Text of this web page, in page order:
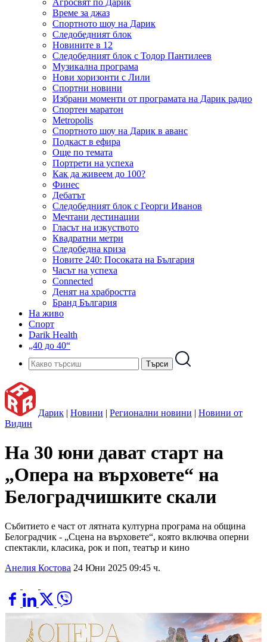
Агросвят по Дарик
Време за джаз
Спортното шоу на Дарик
Следобедният блок
Новините в 12
Следобедният блок с Тодор Пантилеев
Музикална програма
Нови хоризонти с Лили
Спортни новини
Избрани моменти от програмата на Дарик радио
Спортен маратон
Metropolis
Спортното шоу на Дарик в аванс
Подкаст в ефира
Още по темата
Портрети на успеха
Как да живеем до 100?
Финес
Дебатът
Следобедният блок с Георги Иванов
Мечтани дестинации
Гласът на изкуството
Квадратни метри
Следобедна криза
Новите 240: Посоката на България
Часът на успеха
Connected
Денят на храбростта
Бранд България
На живо
Спорт
Darik Health
„40 до 40“
Дарик | Новини | Регионални новини | Новини от
Видин
На 30 юни дават старт на
„Опера на върховете“ на
Белоградчишките скали
Събитието е част от лятната културна програма на община
Белоградчик - „Сцена на върховете“, която включва оперни
спектакли, класика, рок и поп, театър и кино
Анелия Костова 24 Юни 2025 09:45 ч.